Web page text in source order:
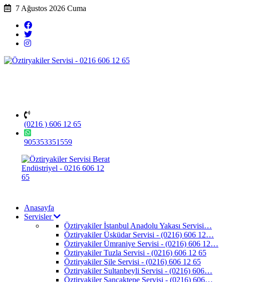
7 Ağustos 2026 Cuma
(0216 ) 606 12 65
905353351559
Anasayfa
Servisler
Öztiryakiler İstanbul Anadolu Yakası Servisi…
Öztiryakiler Üsküdar Servisi - (0216) 606 12…
Öztiryakiler Ümraniye Servisi - (0216) 606 12…
Öztiryakiler Tuzla Servisi - (0216) 606 12 65
Öztiryakiler Şile Servisi - (0216) 606 12 65
Öztiryakiler Sultanbeyli Servisi - (0216) 606…
Öztiryakiler Sancaktepe Servisi - (0216) 606…